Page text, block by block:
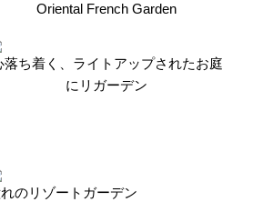
Oriental French Garden
落ち着く、ライトアップされたお庭
にリガーデン
のリゾートガーデン